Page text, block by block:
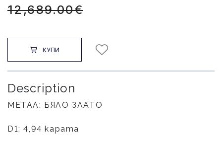
12,689.00€
КУПИ
Description
МЕТАЛ: БЯЛО ЗЛАТО
D1: 4,94 карата